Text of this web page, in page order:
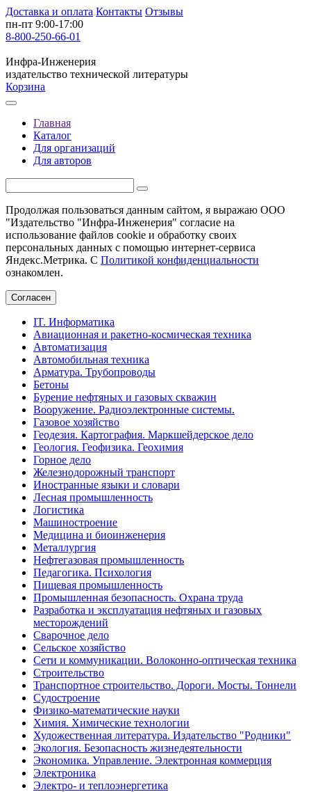
Доставка и оплата Контакты Отзывы
пн-пт 9:00-17:00
8-800-250-66-01
Инфра-Инженерия
издательство технической литературы
Корзина
Главная
Каталог
Для организаций
Для авторов
Продолжая пользоваться данным сайтом, я выражаю ООО
"Издательство "Инфра-Инженерия" согласие на
использование файлов cookie и обработку своих
персональных данных с помощью интернет-сервиса
Яндекс.Метрика. С Политикой конфиденциальности
ознакомлен.
Согласен
IT. Информатика
Авиационная и ракетно-космическая техника
Автоматизация
Автомобильная техника
Арматура. Трубопроводы
Бетоны
Бурение нефтяных и газовых скважин
Вооружение. Радиоэлектронные системы.
Газовое хозяйство
Геодезия. Картография. Маркшейдерское дело
Геология. Геофизика. Геохимия
Горное дело
Железнодорожный транспорт
Иностранные языки и словари
Лесная промышленность
Логистика
Машиностроение
Медицина и биоинженерия
Металлургия
Нефтегазовая промышленность
Педагогика. Психология
Пищевая промышленность
Промышленная безопасность. Охрана труда
Разработка и эксплуатация нефтяных и газовых
месторождений
Сварочное дело
Сельское хозяйство
Сети и коммуникации. Волоконно-оптическая техника
Строительство
Транспортное строительство. Дороги. Мосты. Тоннели
Судостроение
Физико-математические науки
Химия. Химические технологии
Художественная литература. Издательство "Родники"
Экология. Безопасность жизнедеятельности
Экономика. Управление. Электронная коммерция
Электроника
Электро- и теплоэнергетика